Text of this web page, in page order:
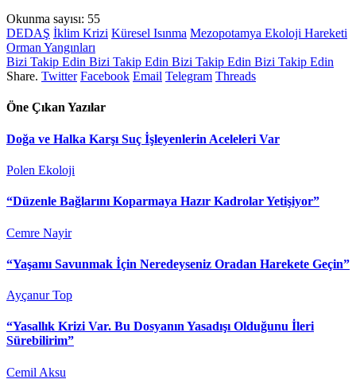
Okunma sayısı: 55
DEDAŞ İklim Krizi Küresel Isınma Mezopotamya Ekoloji Hareketi
Orman Yangınları
Bizi Takip Edin Bizi Takip Edin Bizi Takip Edin Bizi Takip Edin
Share. Twitter Facebook Email Telegram Threads
Öne Çıkan Yazılar
Doğa ve Halka Karşı Suç İşleyenlerin Aceleleri Var
Polen Ekoloji
“Düzenle Bağlarını Koparmaya Hazır Kadrolar Yetişiyor”
Cemre Nayir
“Yaşamı Savunmak İçin Neredeyseniz Oradan Harekete Geçin”
Ayçanur Top
“Yasallık Krizi Var. Bu Dosyanın Yasadışı Olduğunu İleri
Sürebilirim”
Cemil Aksu